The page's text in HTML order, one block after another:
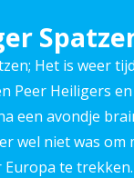
Het is weer
Peer Heiligers
een avondje
wel niet was om
Europa te